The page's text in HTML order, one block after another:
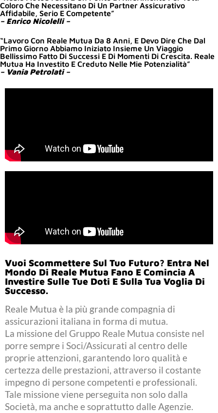
Coloro Che Necessitano Di Un Partner Assicurativo
Affidabile, Serio E Competente”
– Enrico Nicolelli –
“Lavoro Con Reale Mutua Da 8 Anni, E Devo Dire Che Dal
Primo Giorno Abbiamo Iniziato Insieme Un Viaggio
Bellissimo Fatto Di Successi E Di Momenti Di Crescita. Reale
Mutua Ha Investito E Creduto Nelle Mie Potenzialità”
– Vania Petrolati –
Vuoi Scommettere Sul Tuo Futuro? Entra Nel
Mondo Di Reale Mutua Fano E Comincia A
Investire Sulle Tue Doti E Sulla Tua Voglia Di
Successo.
Reale Mutua è la più grande compagnia di
assicurazioni italiana in forma di mutua.
La missione del Gruppo Reale Mutua consiste nel
porre sempre i Soci/Assicurati al centro delle
proprie attenzioni, garantendo loro qualità e
certezza delle prestazioni, attraverso il costante
impegno di persone competenti e professionali.
Tale missione viene perseguita non solo dalla
Società, ma anche e soprattutto dalle Agenzie.